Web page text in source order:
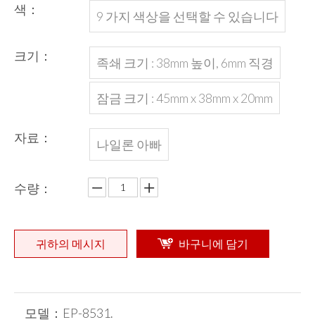
색： 9 가지 색상을 선택할 수 있습니다
크기： 족쇄 크기 : 38mm 높이, 6mm 직경
잠금 크기 : 45mm x 38mm x 20mm
자료： 나일론 아빠
수량：
귀하의 메시지 바구니에 담기
모델： EP-8531.